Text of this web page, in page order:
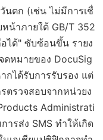
ตก (เช่น ไม่มีการเชื่
น้าภายใต้ GB/T 352
ได้" ซับซ้อนขึ้น รายง
ดหมายของ DocuSig
กได้รับการรับรอง แต่
ตรวจสอบจากหน่วยง
Administrati
รส่ง SMS ทำให้เกิด